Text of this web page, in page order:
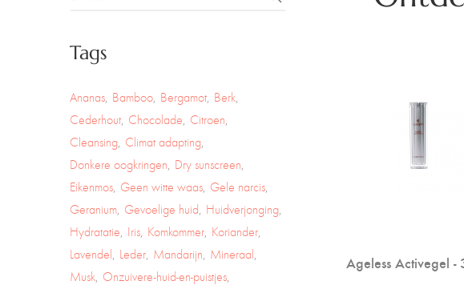
Ageless Activegel -
Tags
Ananas Bamboo Bergamot Berk
Cederhout Chocolade Citroen
Cleansing Climat adapting
Donkere oogkringen Dry sunscreen
Eikenmos Geen witte waas Gele narcis
Geranium Gevoelige huid Huidverjonging
Hydratatie Iris Komkommer Koriander
Lavendel Leder Mandarijn Mineraal
Musk Onzuivere-huid-en-puistjes